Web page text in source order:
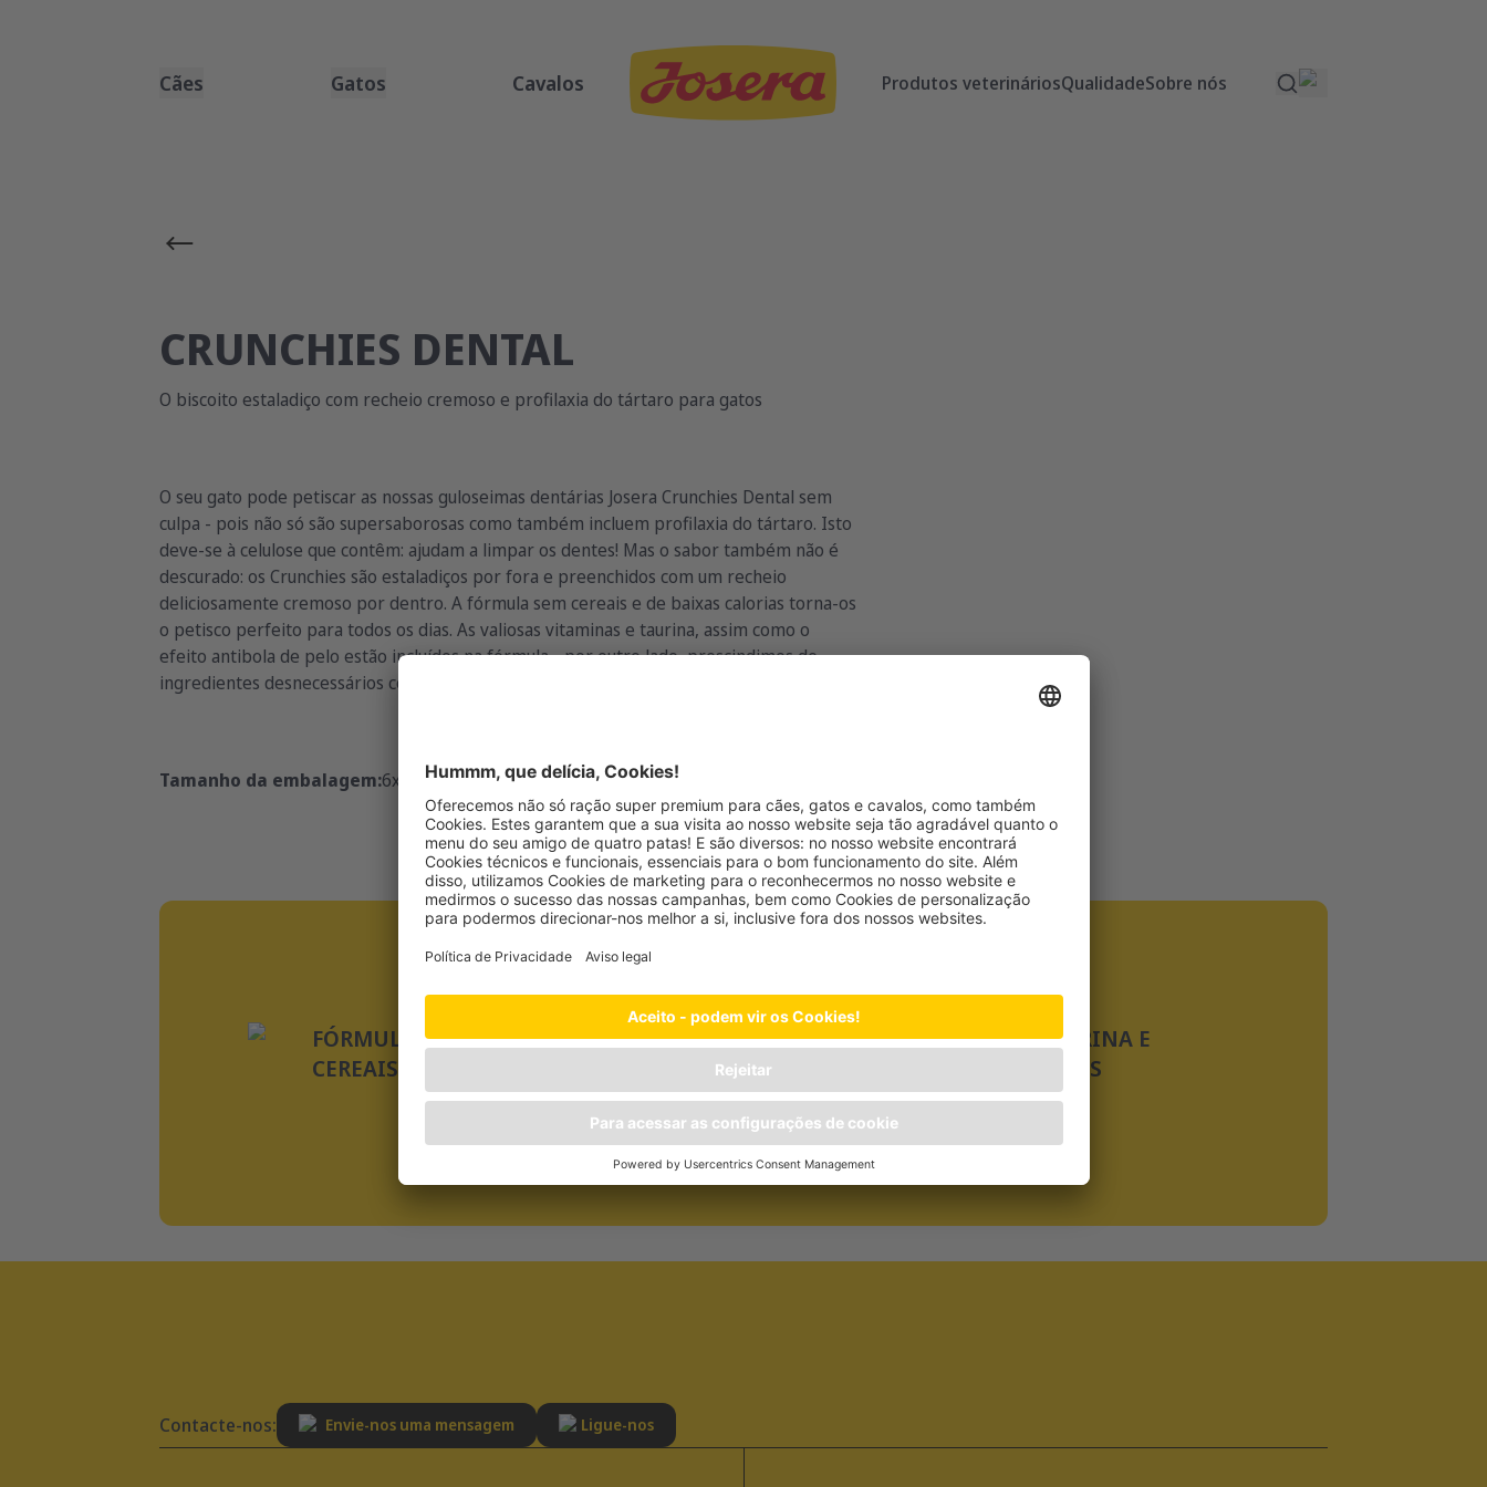
Cães Gatos Cavalos Produtos veterináriosQualidadeSobre nós
CRUNCHIES DENTAL
O biscoito estaladiço com recheio cremoso e profilaxia do tártaro para gatos
O seu gato pode petiscar as nossas guloseimas dentárias Josera Crunchies Dental sem
culpa - pois não só são supersaborosas como também incluem profilaxia do tártaro. Isto
deve-se à celulose que contêm: ajudam a limpar os dentes! Mas o sabor também não é
descurado: os Crunchies são estaladiços por fora e preenchidos com um recheio
deliciosamente cremoso por dentro. A fórmula sem cereais e de baixas calorias torna-os
o petisco perfeito para todos os dias. As valiosas vitaminas e taurina, assim como o
efeito antibola de pelo estão incluídos na fórmula - por outro lado, prescindimos de
ingredientes desnecessários como o açúcar, a soja, o leite, os corantes e conservantes.
Tamanho da embalagem:6x60g60g
CRUNCHIES DENTALBenefícios
FÓRMULA ISENTA DE
CEREAIS
FÓRMULA SEM AÇÚCAR
COM TAURINA E
VITAMINAS
Contacte-nos: Envie-nos uma mensagem Ligue-nos